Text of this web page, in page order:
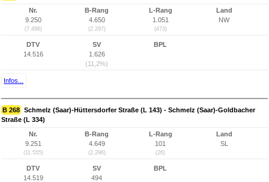
Nr.
9.250
(7.496)
B-Rang
4.650
(2.297)
L-Rang
1.051
(473)
Land
NW
DTV
14.516
SV
1.626
(11,2%)
BPL
Infos...
B 268 Schmelz (Saar)-Hüttersdorfer Straße (L 143) - Schmelz (Saar)-Goldbacher
Straße (L 334)
Nr.
9.251
(11.555)
B-Rang
4.649
(2.296)
L-Rang
101
(26)
Land
SL
DTV
14.519
SV
494
BPL